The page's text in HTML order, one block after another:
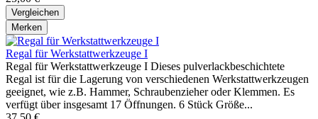
Vergleichen
Merken
Regal für Werkstattwerkzeuge I
Regal für Werkstattwerkzeuge I Dieses pulverlackbeschichtete
Regal ist für die Lagerung von verschiedenen Werkstattwerkzeugen
geeignet, wie z.B. Hammer, Schraubenzieher oder Klemmen. Es
verfügt über insgesamt 17 Öffnungen. 6 Stück Größe...